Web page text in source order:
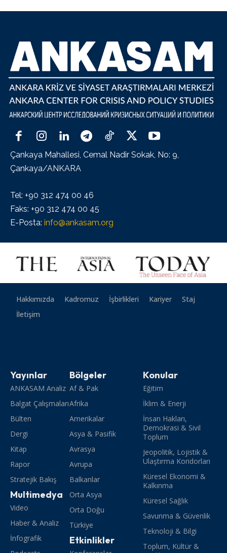
Çankaya Mahallesi, Cemal Nadir Sokak, No: 9,
Çankaya/ANKARA
Tel: +90 312 474 00 46
Faks: +90 312 474 00 45
E-Posta: info@ankasam.org
Hakkımızda Kadromuz İşbirlikleri Kariyer
Staj
İletişim
Yayınlar
ANKASAM Analiz
Balgat Çalışmaları
Bülten
Dergi
Kitap
Rapor
Stratejik Bakış
Multimedya
Video
Haber & Analiz
İnfografik
Bölgeler
Af & Pak
Afrika
Amerikalar
Asya & Pasifik
Avrasya
Avrupa
Balkanlar
Orta Asya
Orta Doğu
Türkiye
Etkinlikler
Konular
Eğitim
İklim & Enerji
İnsan Hakları,
Demokrasi & Sivil
Toplum
Jeopolitik, Lojistik &
Ulaştırma Koridorları
Küresel Ekonomi &
Kalkınma
Küresel Sağlık
Savunma & Güvenlik
Teknoloji & Bilgi
Toplum, Kültür &